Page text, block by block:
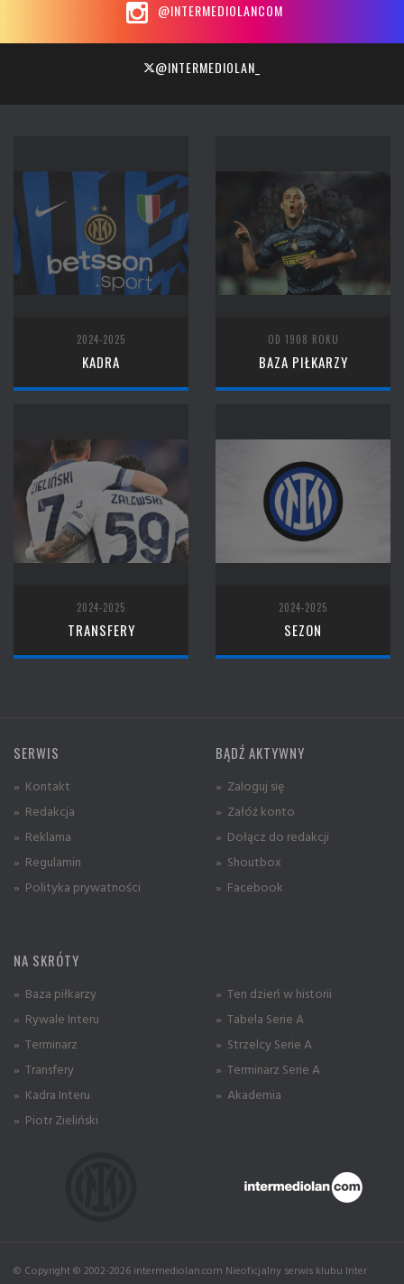
@INTERMEDIOLANCOM
@INTERMEDIOLAN_
2024-2025
KADRA
OD 1908 ROKU
BAZA PIŁKARZY
2024-2025
TRANSFERY
2024-2025
SEZON
SERWIS
» Kontakt
» Redakcja
» Reklama
» Regulamin
» Polityka prywatności
BĄDŹ AKTYWNY
» Zaloguj się
» Załóż konto
» Dołącz do redakcji
» Shoutbox
» Facebook
NA SKRÓTY
» Baza piłkarzy
» Rywale Interu
» Terminarz
» Transfery
» Kadra Interu
» Piotr Zieliński
» Ten dzień w historii
» Tabela Serie A
» Strzelcy Serie A
» Terminarz Serie A
» Akademia
© Copyright © 2002-2026 intermediolan.com Nieoficjalny serwis klubu Inter